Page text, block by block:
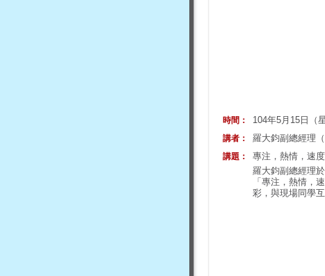
時間： 104年5月15日（
講者： 羅大鈞副總經理
講題：
專注，熱情，速
羅大鈞副總經理
「專注，熱情，
彩，與現場同學